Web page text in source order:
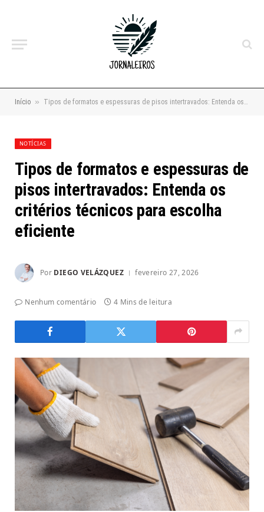
Início » Tipos de formatos e espessuras de pisos intertravados: Entenda os critérios técnicos para escolha eficiente
NOTÍCIAS
Tipos de formatos e espessuras de
pisos intertravados: Entenda os
critérios técnicos para escolha
eficiente
Por DIEGO VELÁZQUEZ fevereiro 27, 2026
Nenhum comentário 4 Mins de leitura